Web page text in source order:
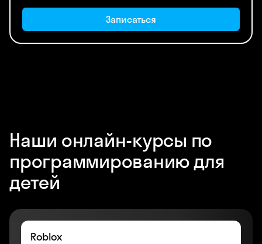
Записаться
Наши онлайн-курсы по
программированию для
детей
Roblox